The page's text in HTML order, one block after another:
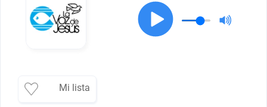
Mi lista